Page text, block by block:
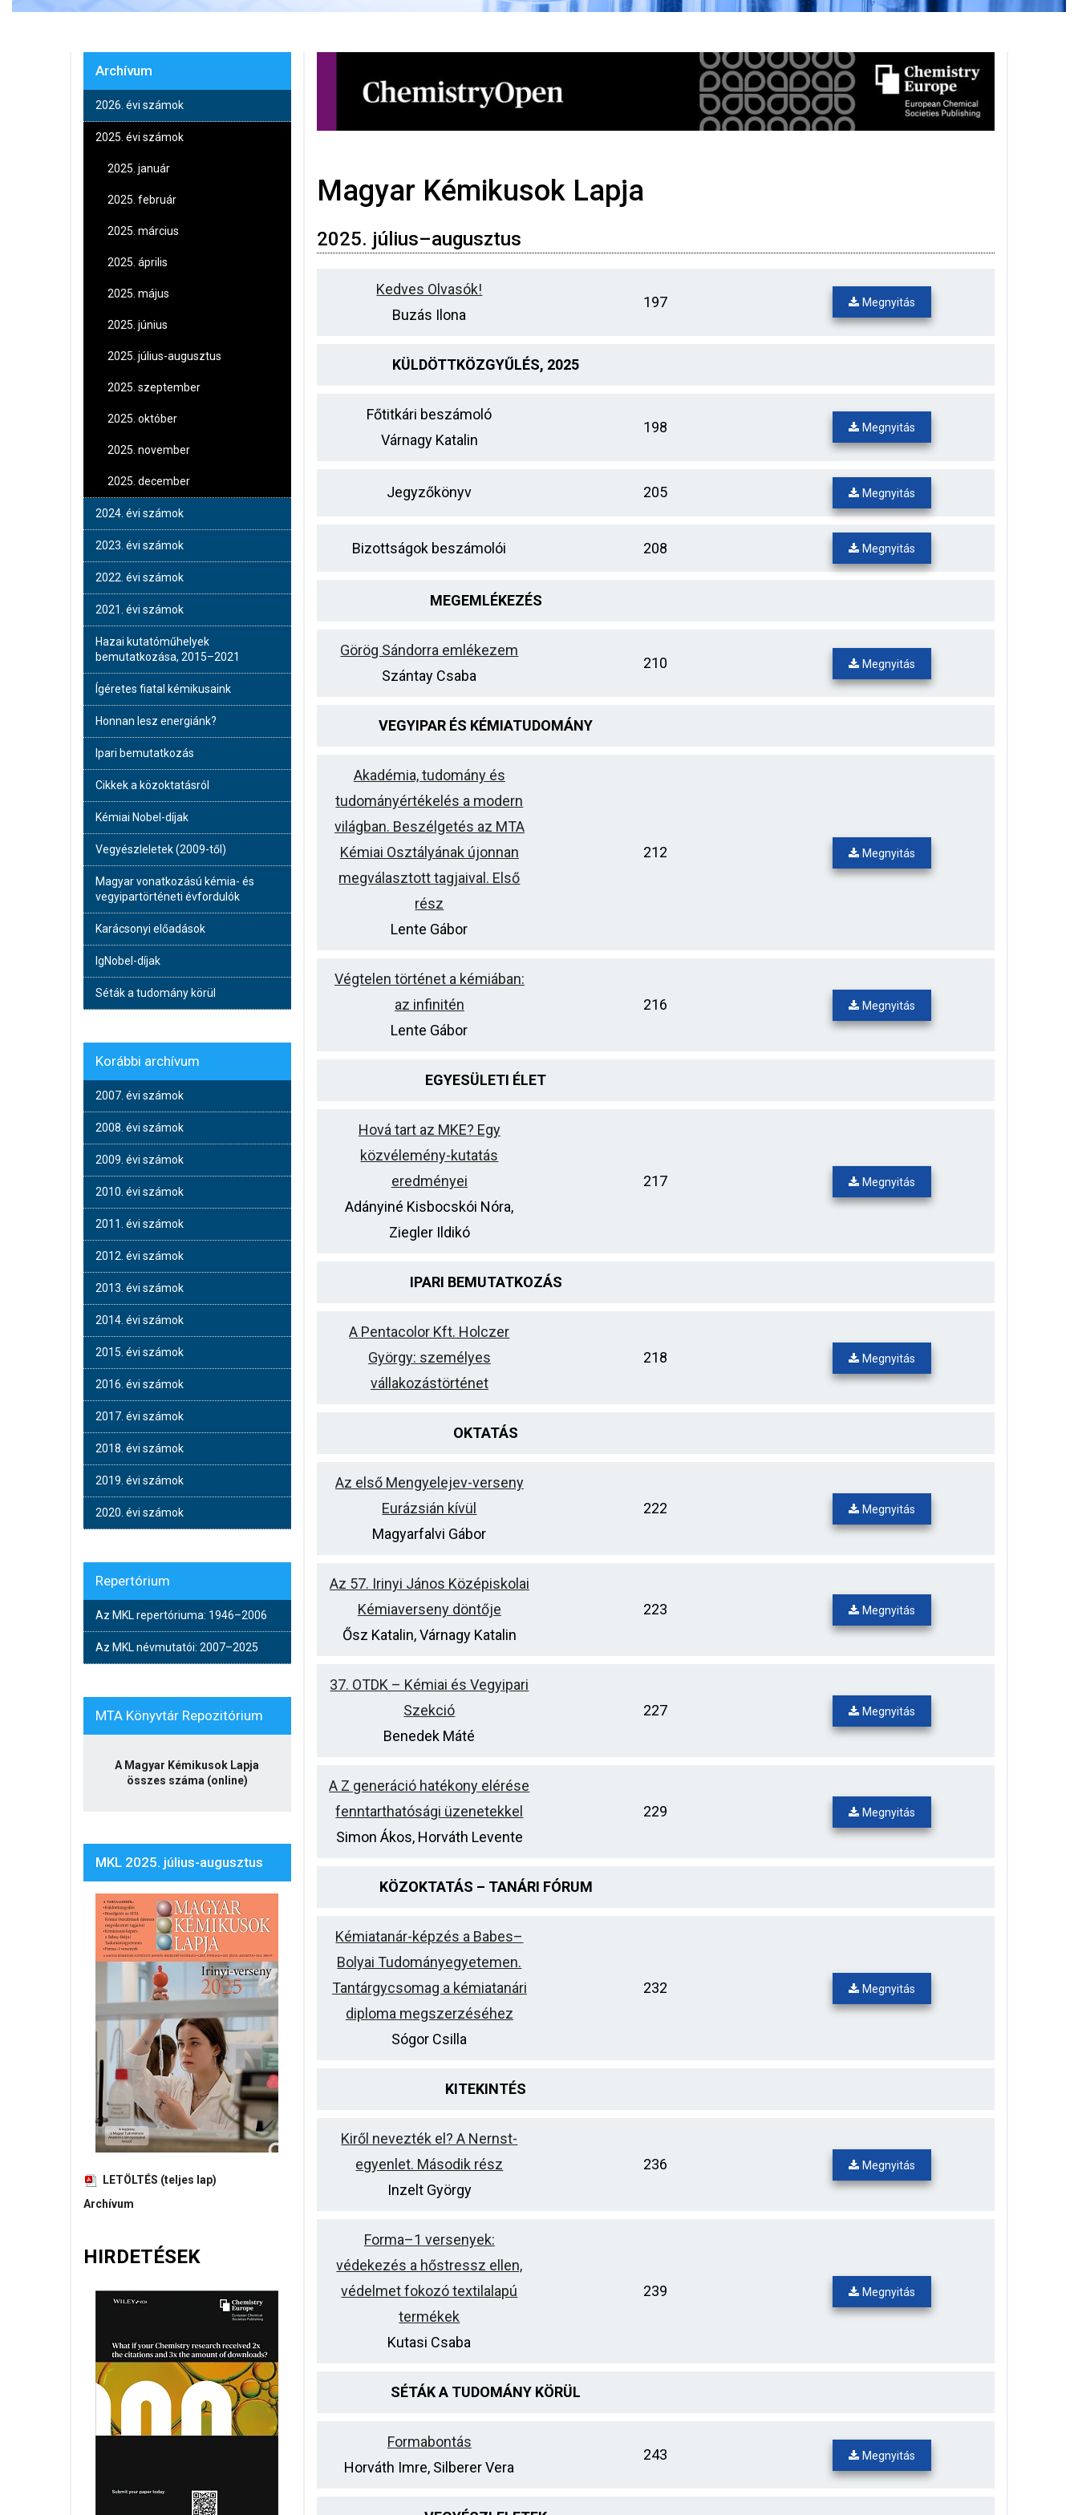
Magyar Kémikusok Lapja
2025. július–augusztus
Kedves Olvasók!
Buzás Ilona
197 Megnyitás
KÜLDÖTTKÖZGYŰLÉS, 2025
Főtitkári beszámoló
Várnagy Katalin
198 Megnyitás
Jegyzőkönyv 205 Megnyitás
Bizottságok beszámolói 208 Megnyitás
MEGEMLÉKEZÉS
Görög Sándorra emlékezem
Szántay Csaba
210 Megnyitás
VEGYIPAR ÉS KÉMIATUDOMÁNY
Akadémia, tudomány és
tudományértékelés a modern
világban. Beszélgetés az MTA
Kémiai Osztályának újonnan
megválasztott tagjaival. Első
rész
Lente Gábor
212 Megnyitás
Végtelen történet a kémiában:
az infinitén
Lente Gábor
216 Megnyitás
EGYESÜLETI ÉLET
Hová tart az MKE? Egy
közvélemény-kutatás
eredményei
Adányiné Kisbocskói Nóra,
Ziegler Ildikó
217 Megnyitás
IPARI BEMUTATKOZÁS
A Pentacolor Kft. Holczer
György: személyes
vállakozástörténet
218 Megnyitás
OKTATÁS
Az első Mengyelejev-verseny
Eurázsián kívül
Magyarfalvi Gábor
222 Megnyitás
Az 57. Irinyi János Középiskolai
Kémiaverseny döntője
Ősz Katalin, Várnagy Katalin
223 Megnyitás
37. OTDK – Kémiai és Vegyipari
Szekció
Benedek Máté
227 Megnyitás
A Z generáció hatékony elérése
fenntarthatósági üzenetekkel
Simon Ákos, Horváth Levente
229 Megnyitás
KÖZOKTATÁS – TANÁRI FÓRUM
Kémiatanár-képzés a Babes–
Bolyai Tudományegyetemen.
Tantárgycsomag a kémiatanári
diploma megszerzéséhez
Sógor Csilla
232 Megnyitás
KITEKINTÉS
Kiről nevezték el? A Nernst-
egyenlet. Második rész
Inzelt György
236 Megnyitás
Forma–1 versenyek:
védekezés a hőstressz ellen,
védelmet fokozó textilalapú
termékek
Kutasi Csaba
239 Megnyitás
SÉTÁK A TUDOMÁNY KÖRÜL
Formabontás
Horváth Imre, Silberer Vera
243 Megnyitás
Archívum
2026. évi számok
2025. évi számok
2025. január
2025. február
2025. március
2025. április
2025. május
2025. június
2025. július-augusztus
2025. szeptember
2025. október
2025. november
2025. december
2024. évi számok
2023. évi számok
2022. évi számok
2021. évi számok
Hazai kutatóműhelyek
bemutatkozása, 2015–2021
Ígéretes fiatal kémikusaink
Honnan lesz energiánk?
Ipari bemutatkozás
Cikkek a közoktatásról
Kémiai Nobel-díjak
Vegyészleletek (2009-től)
Magyar vonatkozású kémia- és
vegyipartörténeti évfordulók
Karácsonyi előadások
IgNobel-díjak
Séták a tudomány körül
Korábbi archívum
2007. évi számok
2008. évi számok
2009. évi számok
2010. évi számok
2011. évi számok
2012. évi számok
2013. évi számok
2014. évi számok
2015. évi számok
2016. évi számok
2017. évi számok
2018. évi számok
2019. évi számok
2020. évi számok
Repertórium
Az MKL repertóriuma: 1946–2006
Az MKL névmutatói: 2007–2025
MTA Könyvtár Repozitórium
A Magyar Kémikusok Lapja
összes száma (online)
MKL 2025. július-augusztus
LETÖLTÉS (teljes lap)
Archívum
HIRDETÉSEK